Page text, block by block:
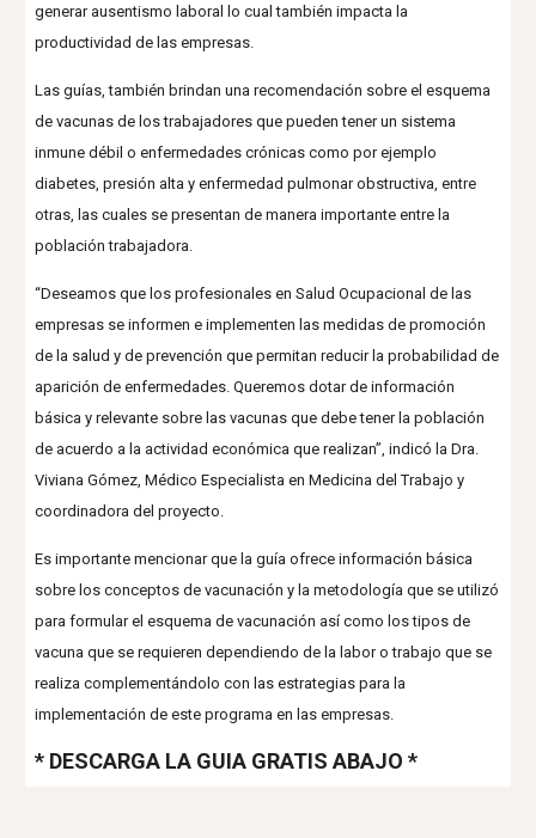
generar ausentismo laboral lo cual también impacta la
productividad de las empresas.
Las guías, también brindan una recomendación sobre el esquema
de vacunas de los trabajadores que pueden tener un sistema
inmune débil o enfermedades crónicas como por ejemplo
diabetes, presión alta y enfermedad pulmonar obstructiva, entre
otras, las cuales se presentan de manera importante entre la
población trabajadora.
“Deseamos que los profesionales en Salud Ocupacional de las
empresas se informen e implementen las medidas de promoción
de la salud y de prevención que permitan reducir la probabilidad de
aparición de enfermedades. Queremos dotar de información
básica y relevante sobre las vacunas que debe tener la población
de acuerdo a la actividad económica que realizan”, indicó la Dra.
Viviana Gómez, Médico Especialista en Medicina del Trabajo y
coordinadora del proyecto.
Es importante mencionar que la guía ofrece información básica
sobre los conceptos de vacunación y la metodología que se utilizó
para formular el esquema de vacunación así como los tipos de
vacuna que se requieren dependiendo de la labor o trabajo que se
realiza complementándolo con las estrategias para la
implementación de este programa en las empresas.
* DESCARGA LA GUIA GRATIS ABAJO *